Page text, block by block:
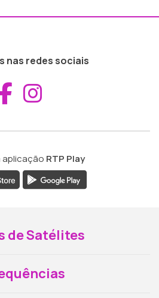
nas redes sociais
Aceder ao
aplicação RTP Play
de Satélites